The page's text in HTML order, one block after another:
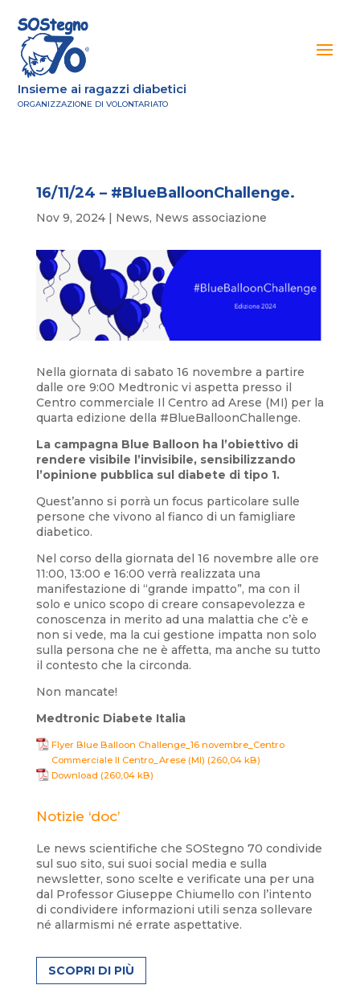
Insieme ai ragazzi diabetici
ORGANIZZAZIONE DI VOLONTARIATO
16/11/24 – #BlueBalloonChallenge.
Nov 9, 2024| News, News associazione
Nella giornata di sabato 16 novembre a partire
dalle ore 9:00 Medtronic vi aspetta presso il
Centro commerciale Il Centro ad Arese (MI) per la
quarta edizione della #BlueBalloonChallenge.
La campagna Blue Balloon ha l’obiettivo di
rendere visibile l’invisibile, sensibilizzando
l’opinione pubblica sul diabete di tipo 1.
Quest’anno si porrà un focus particolare sulle
persone che vivono al fianco di un famigliare
diabetico.
Nel corso della giornata del 16 novembre alle ore
11:00, 13:00 e 16:00 verrà realizzata una
manifestazione di “grande impatto”, ma con il
solo e unico scopo di creare consapevolezza e
conoscenza in merito ad una malattia che c’è e
non si vede, ma la cui gestione impatta non solo
sulla persona che ne è affetta, ma anche su tutto
il contesto che la circonda.
Non mancate!
Medtronic Diabete Italia
Flyer Blue Balloon Challenge_16 novembre_Centro
Commerciale Il Centro_Arese (MI)
Download
Notizie ‘doc’
Le news scientifiche che SOStegno 70 condivide
sul suo sito, sui suoi social media e sulla
newsletter, sono scelte e verificate una per una
dal Professor Giuseppe Chiumello con l’intento
di condividere informazioni utili senza sollevare
né allarmismi né errate aspettative.
SCOPRI DI PIÙ